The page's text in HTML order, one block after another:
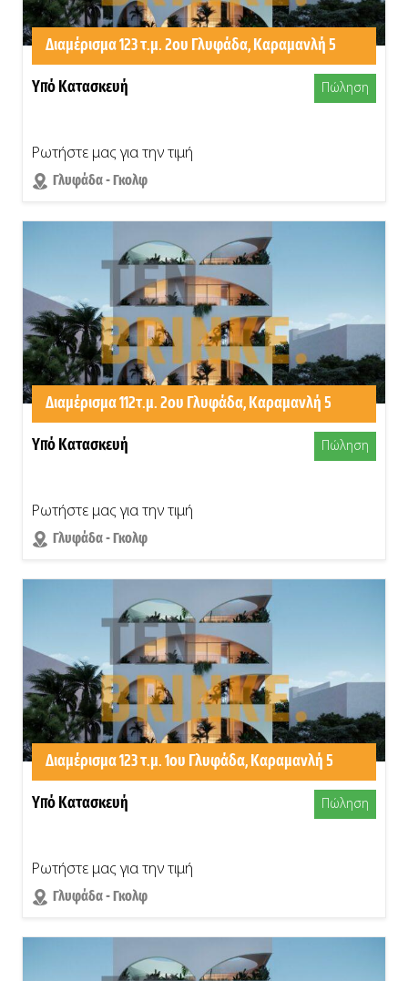
Διαμέρισμα 123 τ.μ. 2ου Γλυφάδα, Καραμανλή 5
Υπό Κατασκευή
Πώληση
Ρωτήστε μας για την τιμή
Γλυφάδα - Γκολφ
Διαμέρισμα 112τ.μ. 2ου Γλυφάδα, Καραμανλή 5
Υπό Κατασκευή
Πώληση
Ρωτήστε μας για την τιμή
Γλυφάδα - Γκολφ
Διαμέρισμα 123 τ.μ. 1ου Γλυφάδα, Καραμανλή 5
Υπό Κατασκευή
Πώληση
Ρωτήστε μας για την τιμή
Γλυφάδα - Γκολφ